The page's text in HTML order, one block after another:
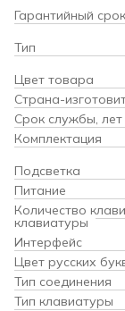
Гарантийный срок
Тип
Цвет товара
Страна-
Срок службы, лет
Комплектация
Подсветка
Питание
Количество
клавиатуры
Интерфейс
Цвет русских
Тип соединения
Тип клавиатуры